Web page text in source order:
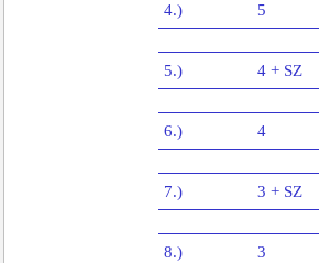
4.) 5
5.) 4 + SZ
6.) 4
7.) 3 + SZ
8.) 3